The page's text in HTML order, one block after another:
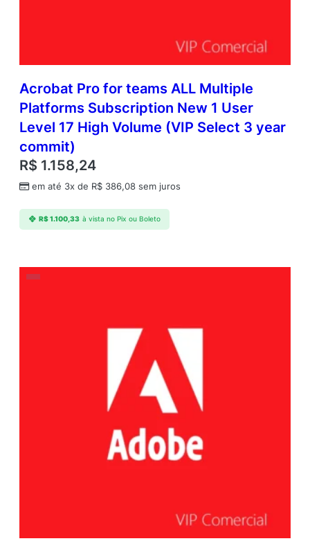
Acrobat Pro for teams ALL Multiple
Platforms Subscription New 1 User
Level 17 High Volume (VIP Select 3 year
commit)
R$ 1.158,24
em até 3x de R$ 386,08 sem juros
R$1.100,33 à vista no Pix ou Boleto